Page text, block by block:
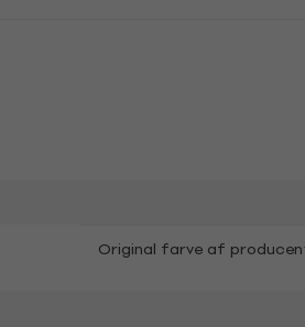
Original farve af